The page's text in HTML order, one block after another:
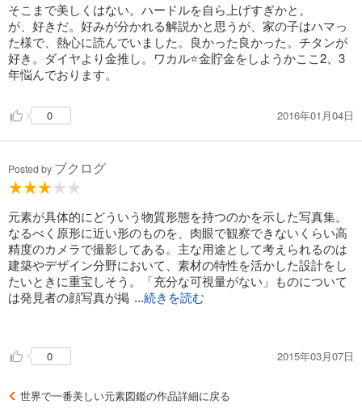
そこまで美しくはない。ハードルを自ら上げすぎかと。
が、好きだ。好みが分かれる解説かと思うが、家の子はハマっ
た様で、熱心に読んでいました。良かった良かった。チタンが
好き。ダイヤより金推し。ワカル⭐️金貯金をしようかここ2、3
年悩んでおります。
0 2016年01月04日
Posted by ブクログ
元素が具体的にどういう物質形態を持つのかを示した写真集。
なるべく原形に近い形のものを、肉眼で観察できないくらい高
精度のカメラで撮影してある。主な用途として考えられるのは
建築やデザイン分野において、素材の特性を活かした設計をし
たいときに重宝しそう。「充分な可視量がない」ものについて
は発見者の顔写真が掲 ...続きを読む
考になる。
0 2015年03月07日
世界で一番美しい元素図鑑の作品詳細に戻る